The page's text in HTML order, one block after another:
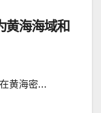
黄海海域和
黄海密…